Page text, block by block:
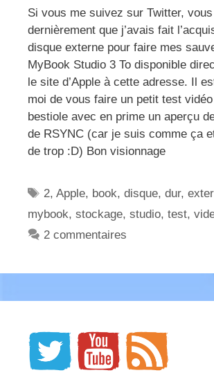
Si vous me suivez sur Twitter,
dernièrement que j’avais fait
disque externe pour faire mes
MyBook Studio 3 To disponible
le site d’Apple à cette adresse. Il
moi de vous faire un petit test
bestiole avec en prime un aperçu
de RSYNC (car je suis comme ça
de trop :D) Bon visionnage
Étiquettes
2,Apple, book,disque,dur,
mybook, stockage, studio, test,
2 commentaires